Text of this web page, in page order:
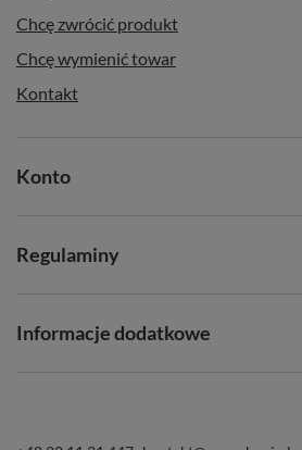
Chcę zwrócić produkt
Chcę wymienić towar
Kontakt
Konto
Regulaminy
Informacje dodatkowe